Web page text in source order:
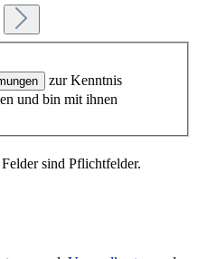
zur Kenntnis
und bin mit ihnen
sind Pflichtfelder.